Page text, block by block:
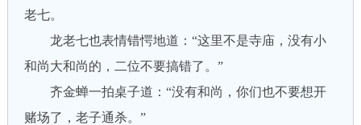
老七。
龙老七也表情错愕地道：“这里不是寺庙，没有小
和尚大和尚的，二位不要搞错了。”
齐金蝉一拍桌子道：“没有和尚，你们也不要想开
赌场了，老子通杀。”